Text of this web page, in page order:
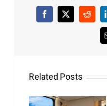
Facebook
X Reddit
Related Posts